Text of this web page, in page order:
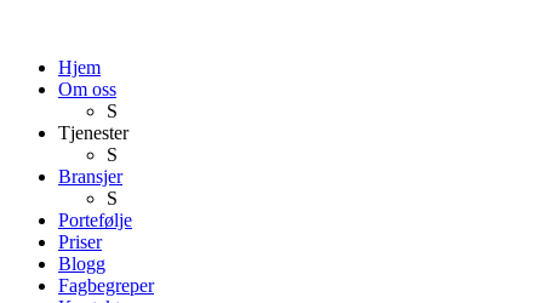
Hjem
Om oss
S
Tjenester
S
Bransjer
S
Portefølje
Priser
Blogg
Fagbegreper